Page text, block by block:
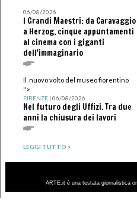
06/08/2026
I Grandi Maestri: da Caravaggio
a Herzog, cinque appuntamenti
al cinema con i giganti
dell'immaginario
Il nuovo volto del museo fiorentino
">
FIRENZE| 06/08/2026
Nel futuro degli Uffizi. Tra due
anni la chiusura dei lavori
LEGGI TUTTO >
ARTE.it è una testata giornalistica